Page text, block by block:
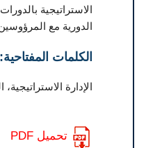
الاستراتيجية
الدورية مع
الكلمات المفتاحية:
الإدارة
تحميل PDF